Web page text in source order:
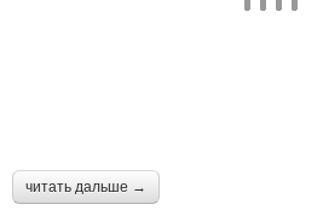
читать дальше →